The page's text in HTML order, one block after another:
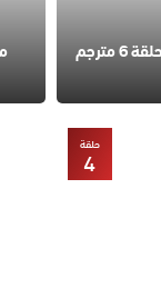
مسلسل قانون الطبيعة الحلقة 6 مترجم
حلقة
4